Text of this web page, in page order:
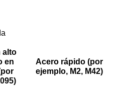
alto
en
Acero rápido (por
ejemplo, M2, M42)